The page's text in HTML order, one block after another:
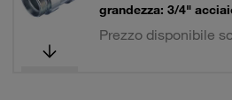
grandezza: 3/4"
Prezzo disponibile